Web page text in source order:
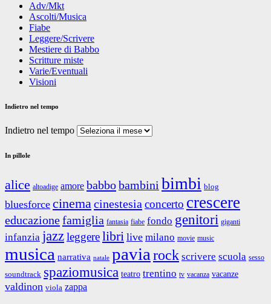
Adv/Mkt
Ascolti/Musica
Fiabe
Leggere/Scrivere
Mestiere di Babbo
Scritture miste
Varie/Eventuali
Visioni
Indietro nel tempo
Indietro nel tempo
In pillole
alice altoadige amore babbobambini bimbi blog
bluesforce cinemacinestesia concerto crescere
educazionefamiglia fantasia fiabe fondo genitori giganti
infanzia jazzleggerelibri live milano movie music
musica narrativa natale pavia rock scrivere scuola sesso
soundtrack spaziomusica teatro trentino tv vacanza vacanze
valdinon viola zappa